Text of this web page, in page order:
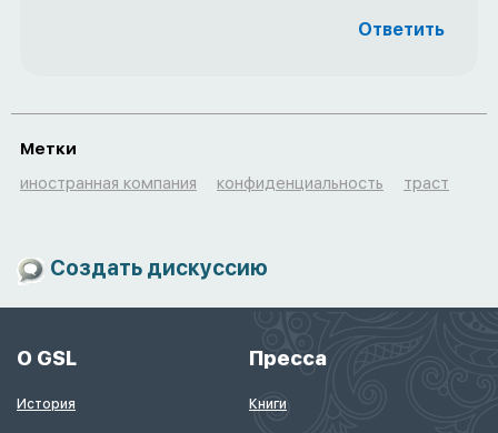
Ответить
Метки
иностранная компания
конфиденциальность траст
Создать дискуссию
О GSL
История
Пресса
Книги